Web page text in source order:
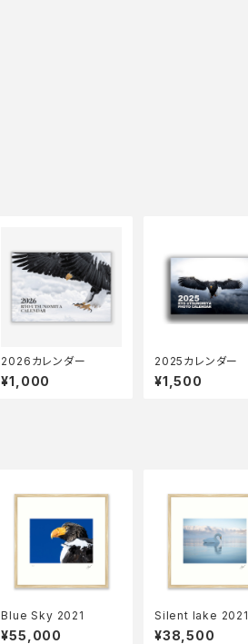
2026カレンダー
¥1,000
2025カレンダー
¥1,500
Blue Sky 2021
¥55,000
Silent lake 2021
¥38,500